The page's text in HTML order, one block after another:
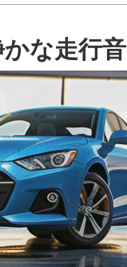
かな走行音